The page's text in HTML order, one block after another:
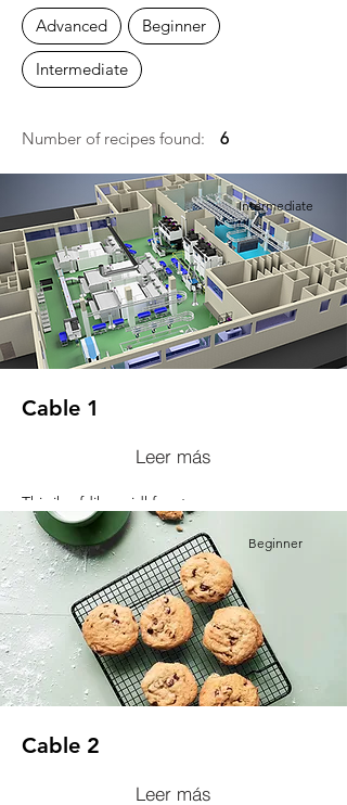
Advanced Beginner
Intermediate
Number of recipes found: 6
Intermediate
Cable 1
Leer más
This jkvnfdjkxv njdkfxent.
Beginner
Cable 2
Leer más